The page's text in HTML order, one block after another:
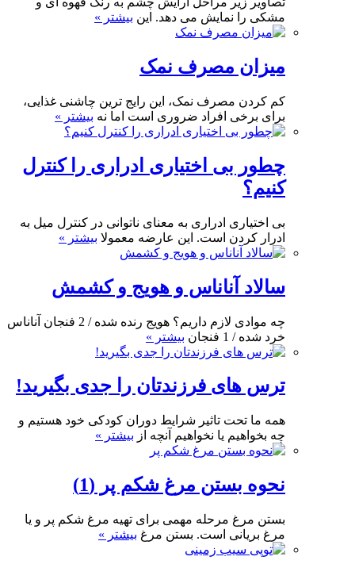
مشکی را نمایش می دهد. این بیشتر »
میزان مصرف نمک
کم کردن مصرف نمک، این رایج ترین چاشنی غذایی،
برای برخی افراد ضروری است اما نه بیشتر »
چطور بی اختیاری ادراری را کنترل
کنیم؟
بی اختیاری ادراری به معنای ناتوانی در کنترل میل به
ادرار کردن است. این عارضه معمولا بیشتر »
سالاد آناناس و هویج و کشمش
چه موادی لازم داریم؟ هویج رنده شده / 2 فنجان آناناس
خرد شده / 1 فنجان
بیشتر »
ترس های فرزندتان را جدی بگیرید!
همه ما تحت تاثیر شرایط دوران کودکی خود هستیم و
چه بخواهیم یا نخواهیم آنچه از بیشتر »
نحوه بستن مرغ شکم پر (1)
بستن مرغ مرحله مهمی برای تهیه مرغ شکم پر و یا
مرغ بریانی است. بستن مرغ بیشتر »